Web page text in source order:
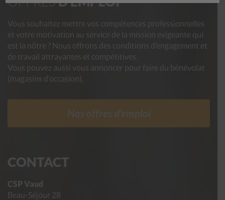
Vous souhaitez mettre vos compétences professionnelles
et votre motivation au service de la mission exigeante qui
est la nôtre ? Nous offrons des conditions d’engagement et
de travail attrayantes et compétitives.
Vous pouvez aussi vous annoncer pour faire du bénévolat
(magasins d’occasion).
Nos offres d’emploi
CONTACT
CSP Vaud
Beau-Séjour 28